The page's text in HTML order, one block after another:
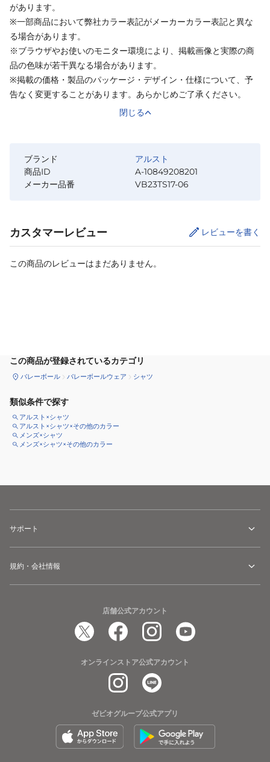
があります。
※一部商品において弊社カラー表記がメーカーカラー表記と異な
る場合があります。
※ブラウザやお使いのモニター環境により、掲載画像と実際の商
品の色味が若干異なる場合があります。
※掲載の価格・製品のパッケージ・デザイン・仕様について、予
告なく変更することがあります。あらかじめご了承ください。
閉じる
ブランド
アルスト
商品ID
A-10849208201
メーカー品番
VB23TS17-06
カスタマーレビュー レビューを書く
この商品のレビューはまだありません。
この商品が登録されているカテゴリ
バレーボール バレーボールウェア シャツ
類似条件で探す
アルスト×シャツ
アルスト×シャツ×その他のカラー
メンズ×シャツ
メンズ×シャツ×その他のカラー
サポート
規約・会社情報
店舗公式アカウント
オンラインストア公式アカウント
ゼビオグループ公式アプリ